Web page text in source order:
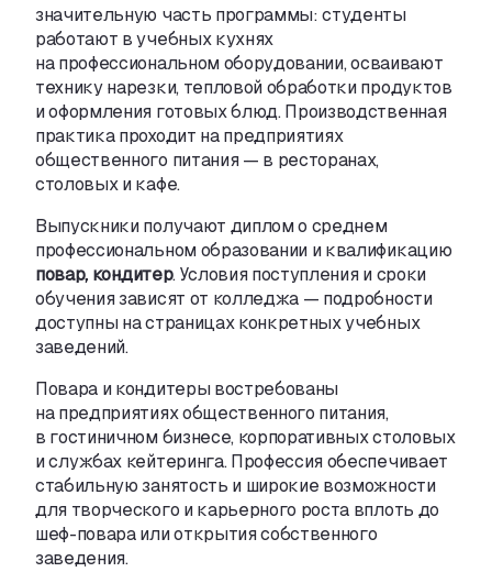
значительную часть программы: студенты
работают в учебных кухнях
на профессиональном оборудовании,осваивают
технику нарезки, тепловой обработки продуктов
и оформления готовых блюд. Производственная
практика проходит на предприятиях
общественного питания — в ресторанах,
столовых и кафе.
Выпускники получают диплом о среднем
профессиональном образовании и квалификацию
повар, кондитер. Условия поступления и сроки
обучения зависят от колледжа — подробности
доступны на страницах конкретных учебных
заведений.
Повара и кондитеры востребованы
на предприятиях общественного питания,
в гостиничном бизнесе, корпоративных столовых
и службах кейтеринга. Профессия обеспечивает
стабильную занятость и широкие возможности
для творческого и карьерного роста вплоть до
шеф-повараили открытия собственного
заведения.